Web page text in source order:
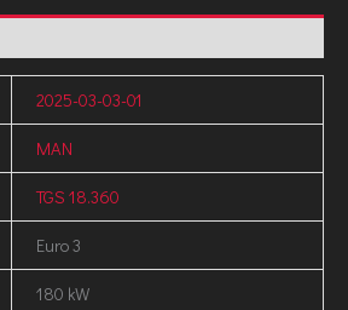
2025-03-03-01
MAN
TGS 18.360
Euro 3
180 kW